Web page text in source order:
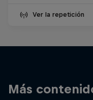
Ver la repetición
Más